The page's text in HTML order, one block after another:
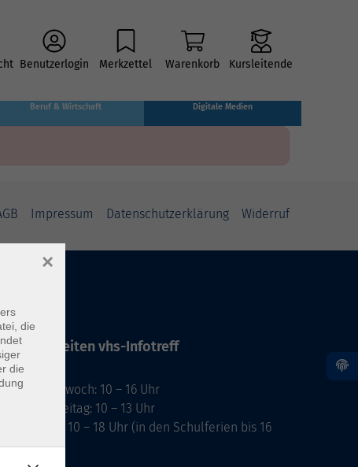
Benutzerlogin Merkzettel Warenkorb Kursleitende
Beruf & Wirtschaft Digitale Medien
Impressum Datenschutzerklärung Widerruf
vhs-Infotreff
Mittwoch: 10 – 16 Uhr
Dienstag, Freitag: 10 – 13 Uhr
Donnerstag: 10 – 18 Uhr (in den Schulferien bis 16
die
die
×